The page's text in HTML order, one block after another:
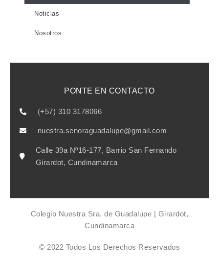
Noticias
Nosotros
PONTE EN CONTACTO
(+57) 310 3178066
nuestra.senoraguadalupe@gmail.com
Calle 39a Nº16-177, Barrio San Fernando
Girardot, Cundinamarca
Colegio Nuestra Sra. de Guadalupe | Girardot,
Cundinamarca
© 2022 Todos Los Derechos Reservados